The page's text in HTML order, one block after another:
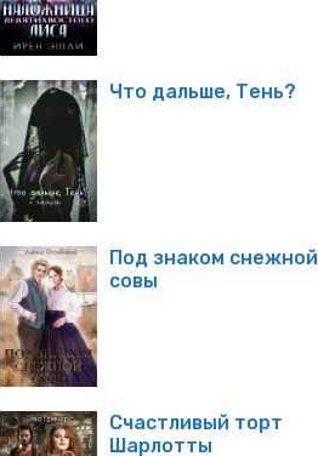
Что дальше, Тень?
Под знаком снежной
совы
Счастливый торт
Шарлотты